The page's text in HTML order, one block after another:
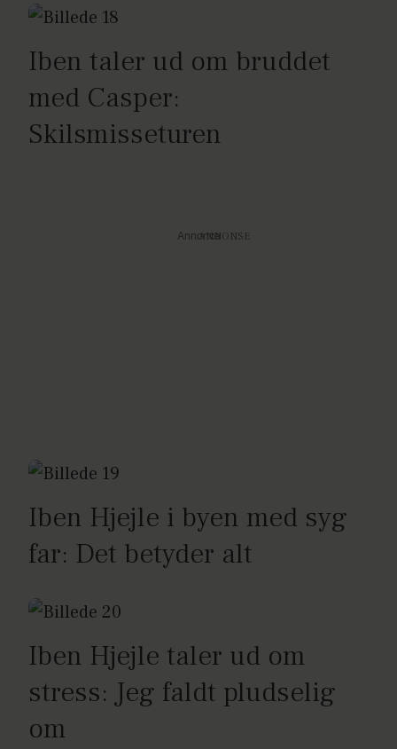
Iben taler ud om bruddet
med Casper:
Skilsmisseturen
Annonce
Iben Hjejle i byen med syg
far: Det betyder alt
Iben Hjejle taler ud om
stress: Jeg faldt pludselig
om